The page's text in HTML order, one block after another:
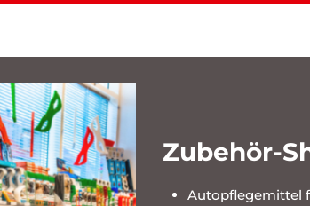
Zubehör-
Autopflegemittel